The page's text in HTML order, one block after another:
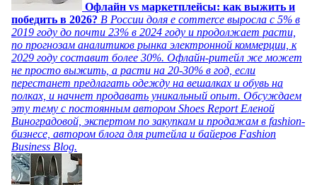
Офлайн vs маркетплейсы: как выжить и
победить в 2026? В России доля e commerce выросла с 5% в
2019 году до почти 23% в 2024 году и продолжает расти,
по прогнозам аналитиков рынка электронной коммерции, к
2029 году составит более 30%. Офлайн-ритейл же может
не просто выжить, а расти на 20-30% в год, если
перестанет предлагать одежду на вешалках и обувь на
полках, и начнет продавать уникальный опыт. Обсуждаем
эту тему с постоянным автором Shoes Report Еленой
Виноградовой, экспертом по закупкам и продажам в fashion-
бизнесе, автором блога для ритейла и байеров Fashion
Business Blog.